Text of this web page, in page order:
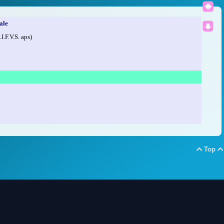
aps)
Top 